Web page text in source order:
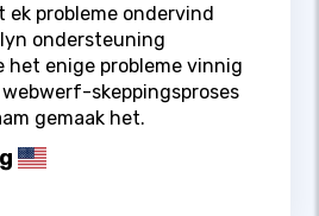
ek probleme ondervind
ondersteuning
het enige probleme vinnig
skeppingsproses
gemaak het.